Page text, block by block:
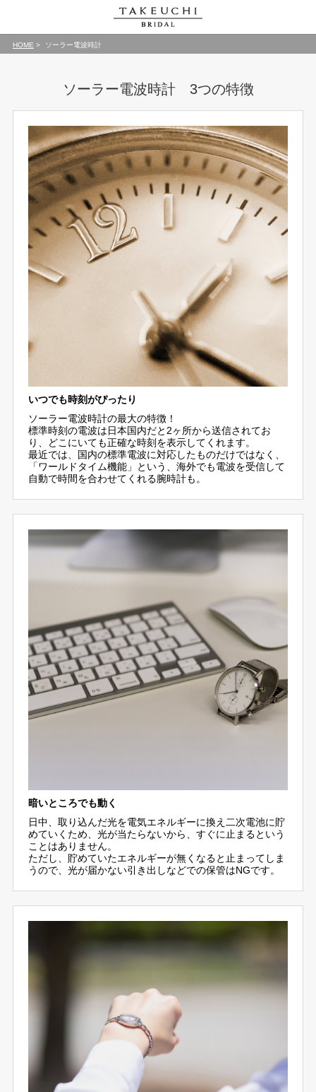
HOME ソーラー電波時計
ソーラー電波時計 3つの特徴
いつでも時刻がぴったり
ソーラー電波時計の最大の特徴！
標準時刻の電波は日本国内だと2ヶ所から送信されてお
り、どこにいても正確な時刻を表示してくれます。
最近では、国内の標準電波に対応したものだけではなく、
「ワールドタイム機能」という、海外でも電波を受信して
自動で時間を合わせてくれる腕時計も。
暗いところでも動く
日中、取り込んだ光を電気エネルギーに換え二次電池に貯
めていくため、光が当たらないから、すぐに止まるという
ことはありません。
ただし、貯めていたエネルギーが無くなると止まってしま
うので、光が届かない引き出しなどでの保管はNGです。